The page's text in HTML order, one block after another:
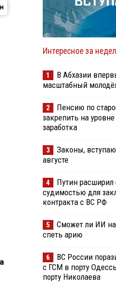
Интересное за
1
В Абхазии
масштабный
2
Пенсию по
закрепить на
заработка
3
Законы,
августе
4
Путин расширил
судимостью для
контракта с ВС РФ
5
Сможет ли ИИ
спеть арию
6
ВС России
с ГСМ в порту
порту Николаева